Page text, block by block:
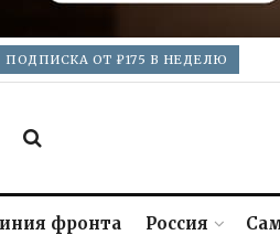
ПОДПИСКА ОТ ₽175 В НЕДЕЛЮ
фронта Россия